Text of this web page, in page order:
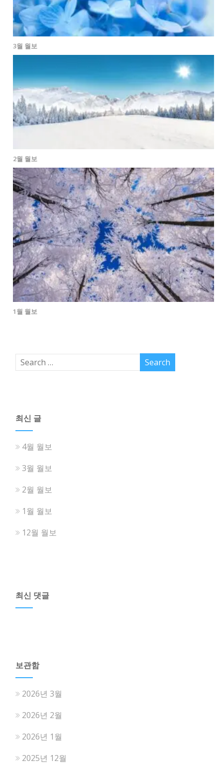
3월 월보
2월 월보
1월 월보
최신 글
4월 월보
3월 월보
2월 월보
1월 월보
12월 월보
최신 댓글
보관함
2026년 3월
2026년 2월
2026년 1월
2025년 12월